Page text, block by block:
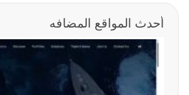
أحدث المواقع المضافه